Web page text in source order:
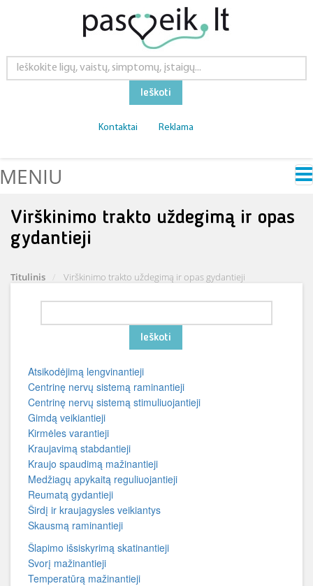
Ieškoti
Kontaktai Reklama
MENIU
Virškinimo trakto uždegimą ir opas
gydantieji
Titulinis Virškinimo trakto uždegimą ir opas gydantieji
Ieškoti
Atsikodėjimą lengvinantieji
Centrinę nervų sistemą raminantieji
Centrinę nervų sistemą stimuliuojantieji
Gimdą veikiantieji
Kirmėles varantieji
Kraujavimą stabdantieji
Kraujo spaudimą mažinantieji
Medžiagų apykaitą reguliuojantieji
Reumatą gydantieji
Širdį ir kraujagysles veikiantys
Skausmą raminantieji
Šlapimo išsiskyrimą skatinantieji
Svorį mažinantieji
Temperatūrą mažinantieji